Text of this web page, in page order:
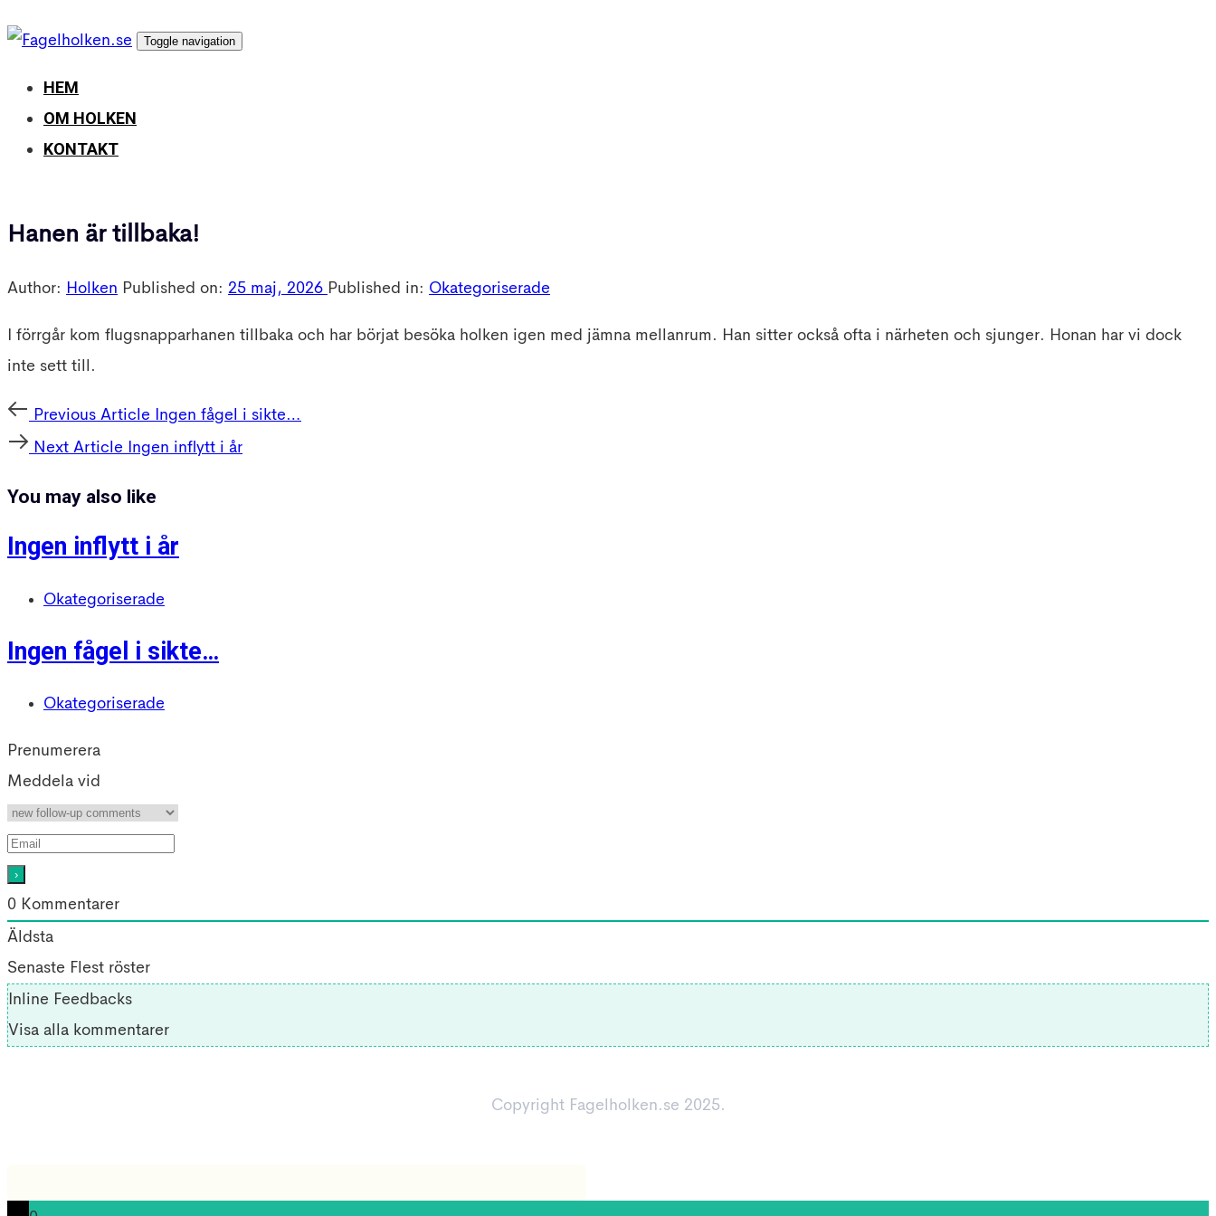
Skip
links
Skip
primary
navigation
Skip
Toggle navigation
HEM
OM HOLKEN
KONTAKT
Hanen är tillbaka!
Author: Holken Published on: 25 maj, 2026 Published in: Okategoriserade
I förrgår kom flugsnapparhanen tillbaka och har börjat besöka holken igen med jämna mellanrum. Han sitter också ofta i närheten och sjunger. Honan har vi dock
inte sett till.
Post
navigation
Previous
Article
Previous Article
Ingen fågel i sikte…
Next
Next Article Ingen inflytt i år
You may also like
Ingen inflytt i år
Okategoriserade
Ingen fågel i sikte…
Okategoriserade
Prenumerera
Meddela vid
0 Kommentarer
Äldsta
Senaste Flest röster
Inline Feedbacks
Visa alla kommentarer
Copyright Fagelholken.se 2025.